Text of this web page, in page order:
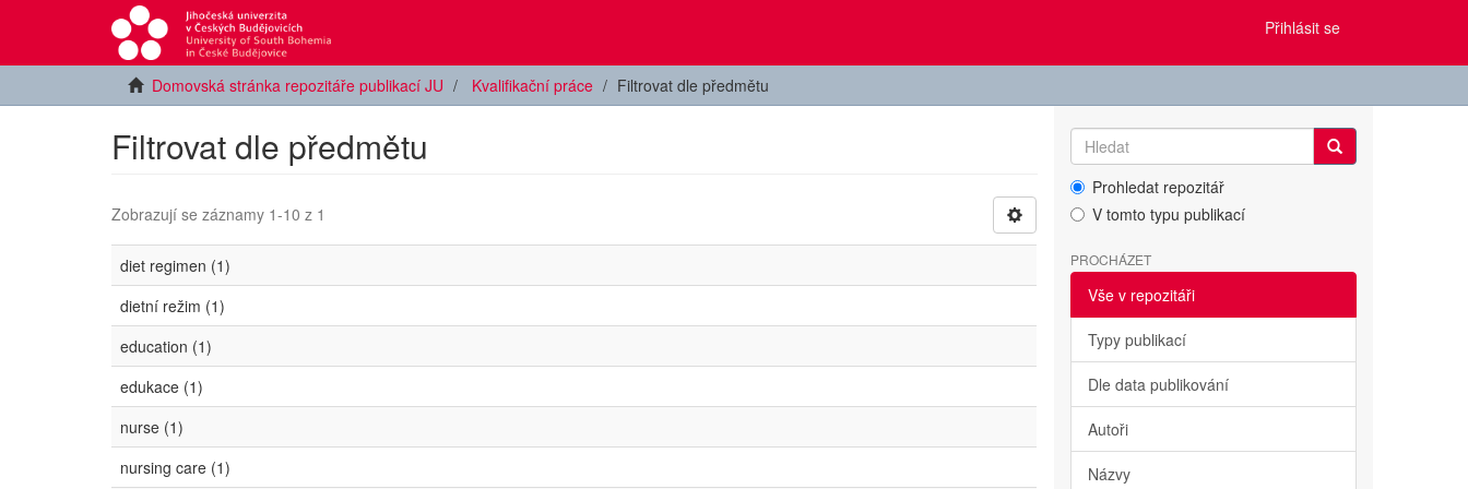
Přihlásit se
Domovská stránka repozitáře publikací JU Kvalifikační práce Filtrovat dle předmětu
Filtrovat dle předmětu
Zobrazují se záznamy 1-10 z 1
diet regimen (1)
dietní režim (1)
education (1)
edukace (1)
nurse (1)
nursing care (1)
Prohledat repozitář
V tomto typu publikací
PROCHÁZET
Vše v repozitáři
Typy publikací
Dle data publikování
Autoři
Názvy